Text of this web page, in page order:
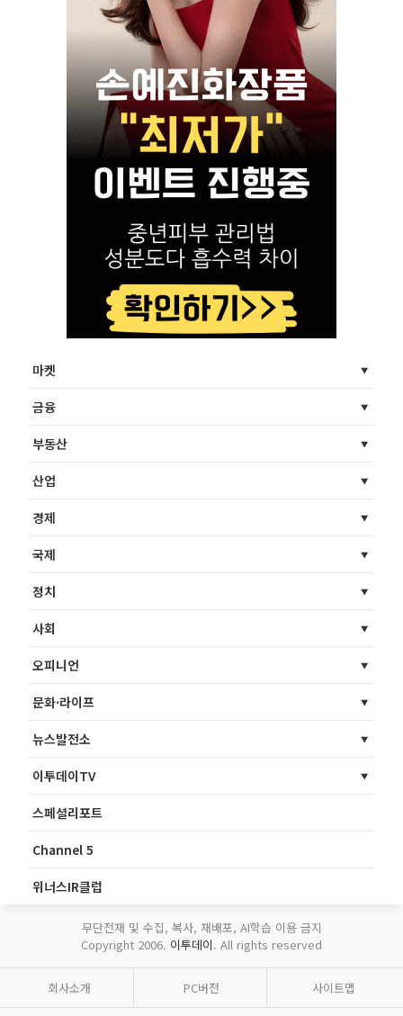
마켓
금융
부동산
산업
경제
국제
정치
사회
오피니언
문화·라이프
뉴스발전소
이투데이TV
스페셜리포트
Channel 5
위너스IR클럽
무단전재 및 수집, 복사, 재배포, AI학습 이용 금지
Copyright 2006. 이투데이. All rights reserved
회사소개 PC버전 사이트맵